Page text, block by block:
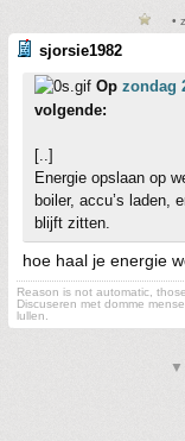
•
sjorsie1982
Op zondag
volgende:
[..]
Energie opslaan op
boiler, accu’s laden,
blijft zitten.
hoe haal je energie
Reason is not automatic,
Discuseren met domme
lullen.
▼